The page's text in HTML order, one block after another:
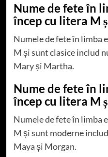
Nume de fete în
încep cu litera M
Numele de fete în limba
M și sunt clasice includ
Mary și Martha.
Nume de fete în
încep cu litera M
Numele de fete în limba
M și sunt moderne
Maya și Morgan.